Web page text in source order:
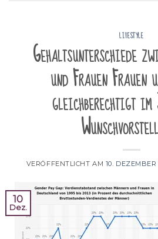
LIFESTYLE
Gehaltsunterschiede
und Frauen Frauen
gleichberechtigt
VERÖFFENTLICHT AM 10. DEZEMBER
10
Dez.